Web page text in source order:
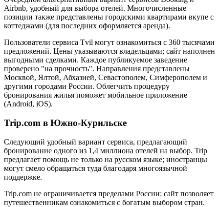
Airbnb, удобный для выбора отелей. Многочисленные
позиции также представлены городскими квартирами вкупе с
коттеджами (для последних оформляется аренда).
Пользователи сервиса Tvil могут ознакомиться с 360 тысячами
предложений. Цены указываются владельцами; сайт наполнен
выгодными сделками. Каждое публикуемое заведение
проверено "на прочность". Направления представлены
Москвой, Ялтой, Абхазией, Севастополем, Симферополем и
другими городами России. Облегчить процедуру
бронирования жилья поможет мобильное приложение
(Android, iOS).
Trip.com в Южно-Курильске
Следующий удобный вариант сервиса, предлагающий
бронирование одного из 1,4 миллиона отелей на выбор. Trip
предлагает помощь не только на русском языке; иностранцы
могут смело обращаться туда благодаря многоязычной
поддержке.
Trip.com не ограничивается пределами России: сайт позволяет
путешественникам ознакомиться с богатым выбором стран.